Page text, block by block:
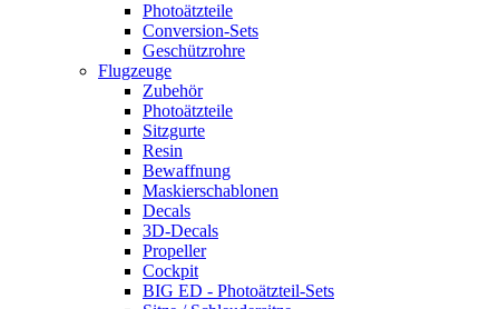
Photoätzteile
Conversion-Sets
Geschützrohre
Flugzeuge
Zubehör
Photoätzteile
Sitzgurte
Resin
Bewaffnung
Maskierschablonen
Decals
3D-Decals
Propeller
Cockpit
BIG ED - Photoätzteil-Sets